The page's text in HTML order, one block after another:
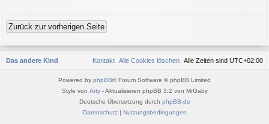
Zurück zur vorherigen Seite
Das andere Kind Alle Zeiten sind UTC+02:00
Alle Cookies löschen
Kontakt
Powered by phpBB® Forum Software © phpBB Limited
Style von Arty- Aktualisieren phpBB 3.2 von MrGaby
Deutsche Übersetzung durch phpBB.de
Datenschutz| Nutzungsbedingungen